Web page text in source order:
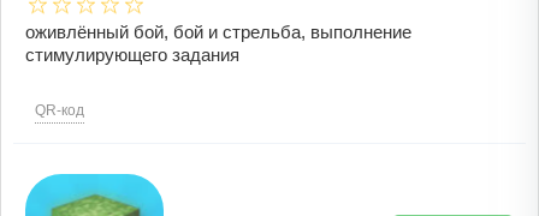
оживлённый бой, бой и стрельба, выполнение
стимулирующего задания
QR-код